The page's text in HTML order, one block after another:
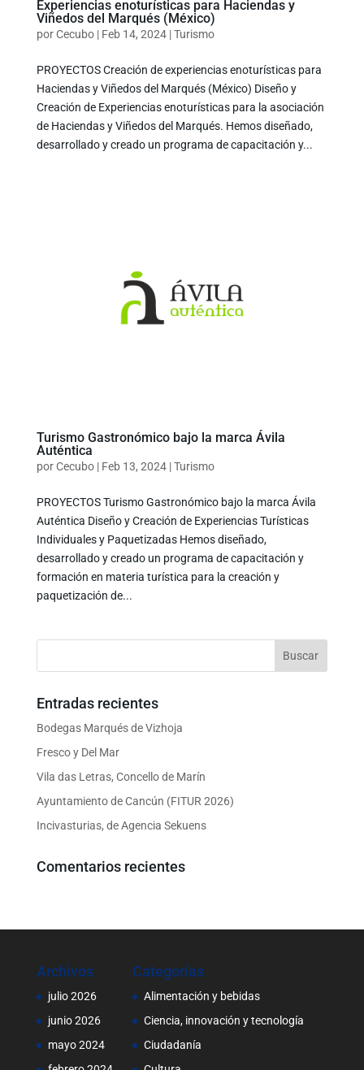
Experiencias enoturísticas para Haciendas y
Viñedos del Marqués (México)
porCecubo| Feb 14, 2024|Turismo
PROYECTOS Creación de experiencias enoturísticas para
Haciendas y Viñedos del Marqués (México) Diseño y
Creación de Experiencias enoturísticas para la asociación
de Haciendas y Viñedos del Marqués. Hemos diseñado,
desarrollado y creado un programa de capacitación y...
Turismo Gastronómico bajo la marca Ávila
Auténtica
porCecubo| Feb 13, 2024|Turismo
PROYECTOS Turismo Gastronómico bajo la marca Ávila
Auténtica Diseño y Creación de Experiencias Turísticas
Individuales y Paquetizadas Hemos diseñado,
desarrollado y creado un programa de capacitación y
formación en materia turística para la creación y
paquetización de...
Entradas recientes
Bodegas Marqués de Vizhoja
Fresco y Del Mar
Vila das Letras, Concello de Marín
Ayuntamiento de Cancún (FITUR 2026)
Incivasturias, de Agencia Sekuens
Comentarios recientes
Archivos
julio 2026
junio 2026
mayo 2024
Categorías
Alimentación y bebidas
Ciencia, innovación y tecnología
Ciudadanía